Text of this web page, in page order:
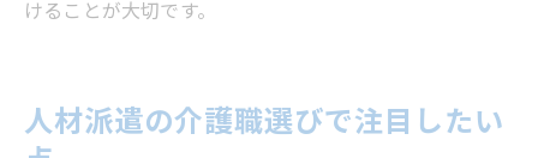
けることが大切です。
人材派遣の介護職選びで注目したい